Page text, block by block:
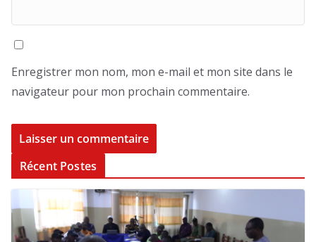
Enregistrer mon nom, mon e-mail et mon site dans le
navigateur pour mon prochain commentaire.
Récent Postes